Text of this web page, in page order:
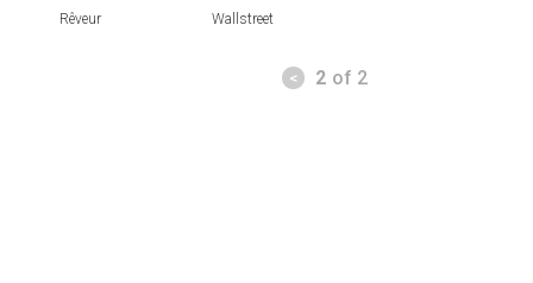
Rêveur Wallstreet
< 2 of 2